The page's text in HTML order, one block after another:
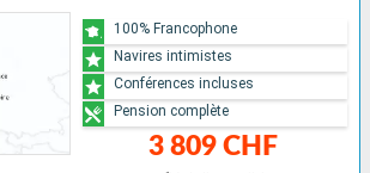
3 809 CHF
100% Francophone
Navires intimistes
Conférences incluses
Pension complète